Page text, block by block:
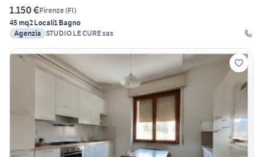
1.150 €Firenze(FI)
45 mq2 Locali1 Bagno
Agenzia STUDIO LE CURE sas